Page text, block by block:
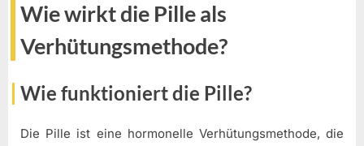
Wie wirkt die Pille als
Verhütungsmethode?
Wie funktioniert die Pille?
Die Pille ist eine hormonelle Verhütungsmethode, die